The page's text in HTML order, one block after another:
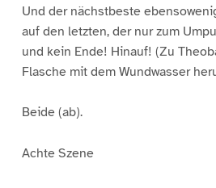
Und der nächstbeste
auf den letzten, der nur zum
und kein Ende! Hinauf! (Zu
Flasche mit dem Wundwasser
Beide (ab).
Achte Szene